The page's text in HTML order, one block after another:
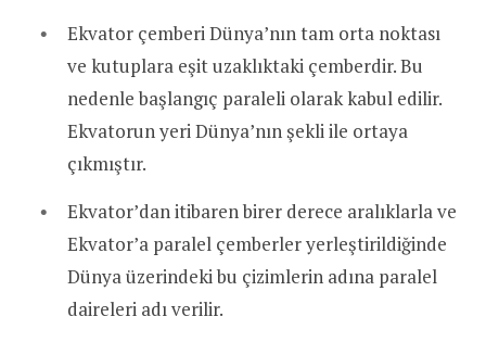
Ekvator çemberi Dünya’nın tam orta noktası
ve kutuplara eşit uzaklıktaki çemberdir. Bu
nedenle başlangıç paraleli olarak kabul edilir.
Ekvatorun yeri Dünya’nın şekli ile ortaya
çıkmıştır.
Ekvator’dan itibaren birer derece aralıklarla ve
Ekvator’a paralel çemberler yerleştirildiğinde
Dünya üzerindeki bu çizimlerin adına paralel
daireleri adı verilir.